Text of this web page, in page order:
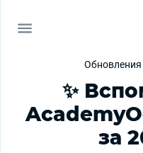
Обновления
✨
за